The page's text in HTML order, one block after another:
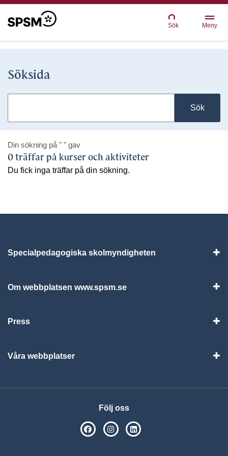
Sök Meny
Söksida
Sök
Din sökning på " " gav
0 träffar på kurser och aktiviteter
Du fick inga träffar på din sökning.
Specialpedagogiska skolmyndigheten
Om webbplatsen www.spsm.se
Press
Våra webbplatser
Följ oss
SPSM på Facebook
SPSM på Instagram